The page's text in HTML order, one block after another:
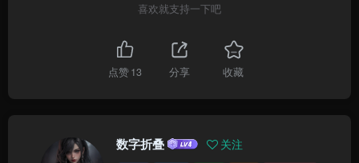
喜欢就支持一下吧
点赞13 分享 收藏
数字折叠 关注